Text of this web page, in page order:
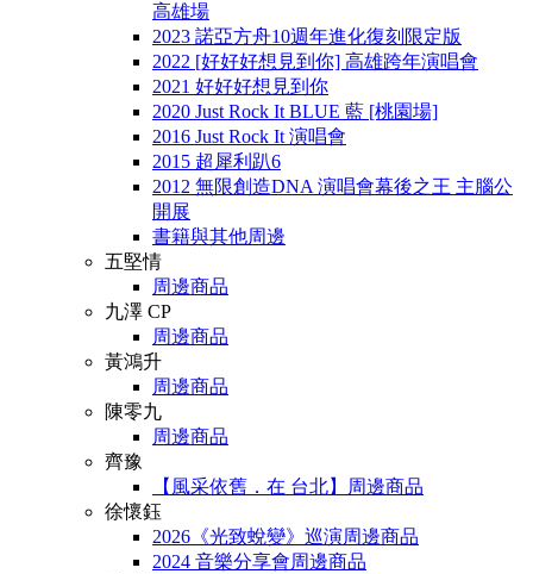
高雄場
2023 諾亞方舟10週年進化復刻限定版
2022 [好好好想見到你] 高雄跨年演唱會
2021 好好好想見到你
2020 Just Rock It BLUE 藍 [桃園場]
2016 Just Rock It 演唱會
2015 超犀利趴6
2012 無限創造DNA 演唱會幕後之王 主腦公
開展
書籍與其他周邊
五堅情
周邊商品
九澤 CP
周邊商品
黃鴻升
周邊商品
陳零九
周邊商品
齊豫
【風采依舊．在 台北】周邊商品
徐懷鈺
2026《光致蛻變》巡演周邊商品
2024 音樂分享會周邊商品